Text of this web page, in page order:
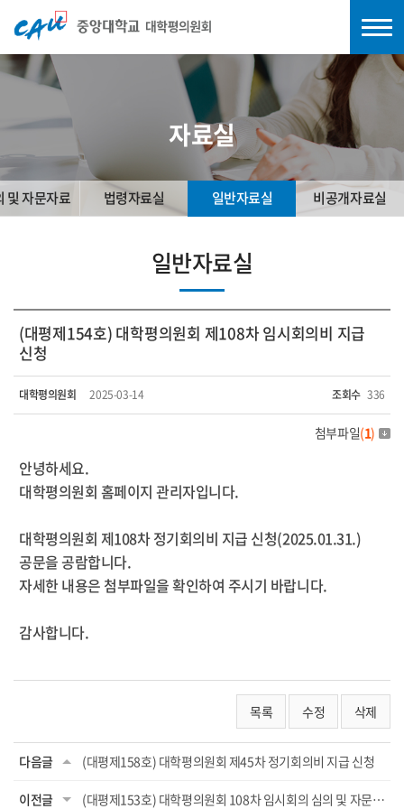
자료실
및 자문자료 법령자료실 일반자료실 비공개자료실
일반자료실
(대평제154호) 대학평의원회 제108차 임시회의비 지급
신청
대학평의원회 2025-03-14 조회수 336
첨부파일(1)
안녕하세요.
대학평의원회 홈페이지 관리자입니다.
대학평의원회 제108차 정기회의비 지급 신청(2025.01.31.)
공문을 공람합니다.
자세한 내용은 첨부파일을 확인하여 주시기 바랍니다.
감사합니다.
목록 수정 삭제
다음글 (대평제158호) 대학평의원회 제45차 정기회의비 지급 신청
이전글 (대평제153호) 대학평의원회 108차 임시회의 심의 및 자문 결과